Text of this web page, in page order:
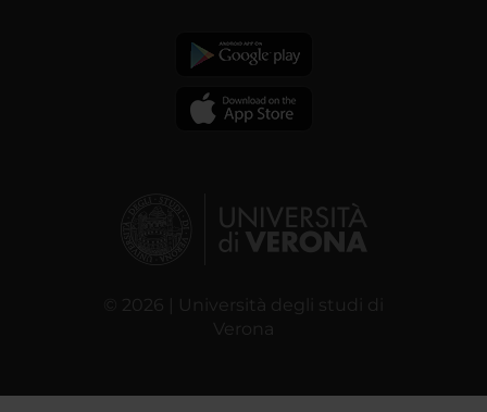
© 2026 | Università degli studi di
Verona